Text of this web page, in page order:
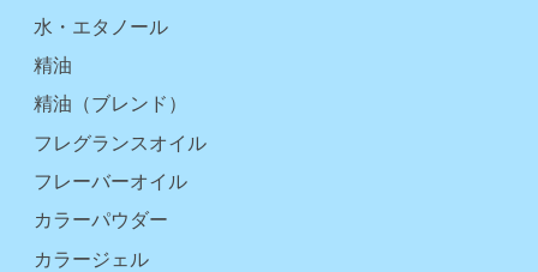
水・エタノール
精油
精油（ブレンド）
フレグランスオイル
フレーバーオイル
カラーパウダー
カラージェル